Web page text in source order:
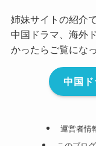
姉妹サイトの紹介
中国ドラマ、海外
かったらご覧にな
中国
運営者情